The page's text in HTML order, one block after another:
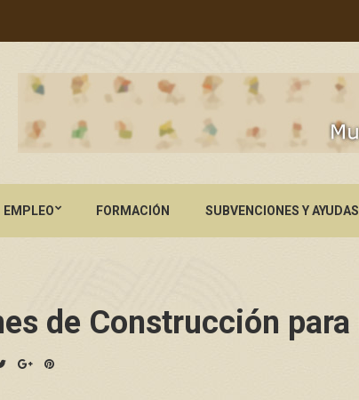
EMPLEO FORMACIÓN SUBVENCIONES Y AYUDAS
de Construcción